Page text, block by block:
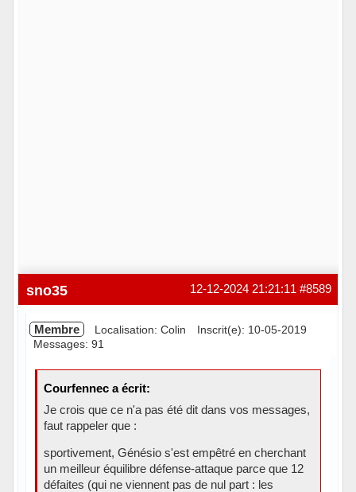
#8589
12-12-2024 21:21:11
sno35
Membre Localisation: Colin
Inscrit(e): 10-05-2019
Messages: 91
Courfennec a écrit:
Je crois que ce n'a pas été dit dans vos messages,
faut rappeler que :
sportivement, Génésio s'est empêtré en cherchant
un meilleur équilibre défense-attaque parce que 12
défaites (qui ne viennent pas de nul part : les